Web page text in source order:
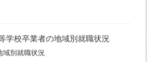
学校卒業者の地域別就職状況
域別就職状況